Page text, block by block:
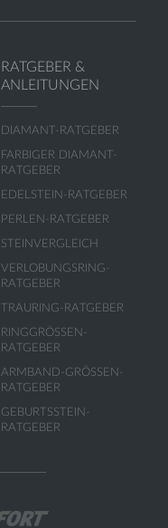
RATGEBER &
ANLEITUNGEN
DIAMANT-RATGEBER
FARBIGER DIAMANT-
RATGEBER
EDELSTEIN-RATGEBER
PERLEN-RATGEBER
STEINVERGLEICH
VERLOBUNGSRING-
RATGEBER
TRAURING-RATGEBER
RINGGRÖSSEN-R
ATGEBER
ARMBAND-GRÖSSEN-R
ATGEBER
GEBURTSSTEIN-
RATGEBER